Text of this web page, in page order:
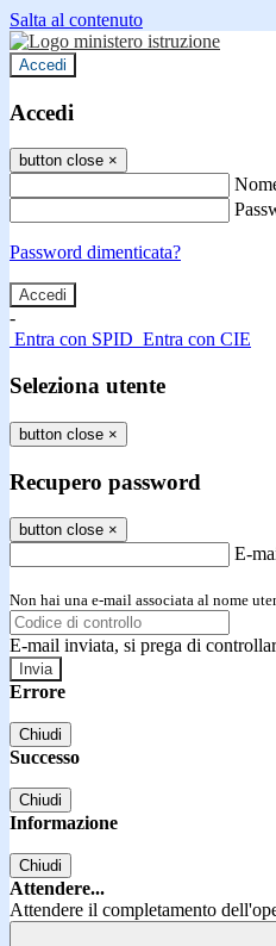
Salta al contenuto
Accedi
Accedi
button close ×
Password dimenticata?
-
Entra con SPID Entra con CIE
Seleziona utente
button close ×
Recupero password
button close ×
E-
Non hai una e-mail associata al nome
E-mail inviata, si prega di
Errore
Chiudi
Successo
Chiudi
Informazione
Chiudi
Attendere...
Attendere il completamento